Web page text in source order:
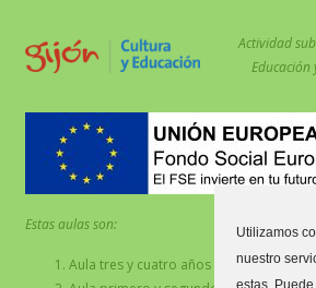
Actividad
Educación
Estas aulas son:
Aula tres y cuatro años C.
Utilizamos
nuestro
estas.